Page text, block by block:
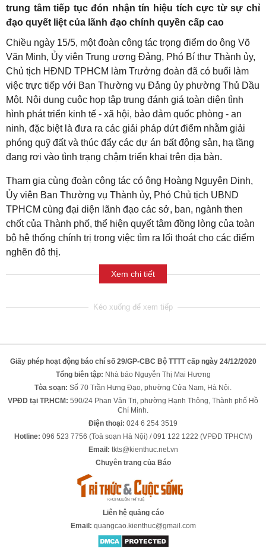
trung tâm tiếp tục đón nhận tín hiệu tích cực từ sự chỉ
đạo quyết liệt của lãnh đạo chính quyền cấp cao
Chiều ngày 15/5, một đoàn công tác trọng điểm do ông Võ
Văn Minh, Ủy viên Trung ương Đảng, Phó Bí thư Thành ủy,
Chủ tịch HĐND TPHCM làm Trưởng đoàn đã có buổi làm
việc trực tiếp với Ban Thường vụ Đảng ủy phường Thủ Dầu
Một. Nội dung cuộc họp tập trung đánh giá toàn diện tình
hình phát triển kinh tế - xã hội, bảo đảm quốc phòng - an
ninh, đặc biệt là đưa ra các giải pháp dứt điểm nhằm giải
phóng quỹ đất và thúc đẩy các dự án bất động sản, hạ tầng
đang rơi vào tình trạng chậm triển khai trên địa bàn.
Tham gia cùng đoàn công tác có ông Hoàng Nguyên Dinh,
Ủy viên Ban Thường vụ Thành ủy, Phó Chủ tịch UBND
TPHCM cùng đại diện lãnh đạo các sở, ban, ngành then
chốt của Thành phố, thể hiện quyết tâm đồng lòng của toàn
bộ hệ thống chính trị trong việc tìm ra lối thoát cho các điểm
nghẽn đô thị.
Xem chi tiết
Giấy phép hoạt động báo chí số 29/GP-CBC Bộ TTTT cấp ngày 24/12/2020
Tổng biên tập: Nhà báo Nguyễn Thị Mai Hương
Tòa soạn: Số 70 Trần Hưng Đạo, phường Cửa Nam, Hà Nội.
VPĐD tại TP.HCM: 590/24 Phan Văn Trị, phường Hạnh Thông, Thành phố Hồ
Chí Minh.
Điện thoại: 024 6 254 3519
Hotline: 096 523 7756 (Toà soạn Hà Nội) / 091 122 1222 (VPĐD TPHCM)
Email: tkts@kienthuc.net.vn
Chuyên trang của Báo
Liên hệ quảng cáo
Email: quangcao.kienthuc@gmail.com